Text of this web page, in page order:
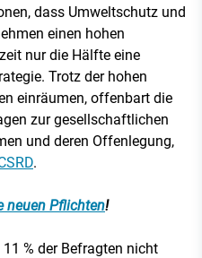
dass Umweltschutz und
einen hohen
nur die Hälfte eine
Trotz der hohen
einräumen, offenbart die
zur gesellschaftlichen
und deren Offenlegung,
.
neuen Pflichten!
% der Befragten nicht